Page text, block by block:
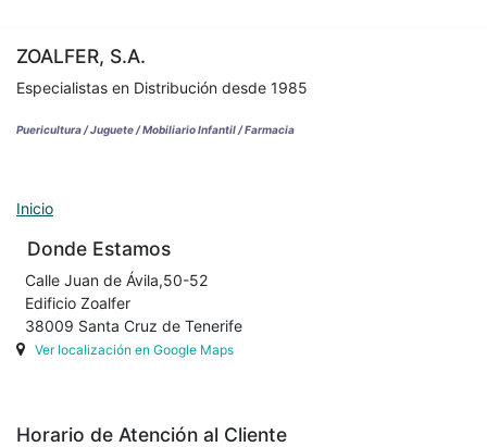
ZOALFER, S.A.
Especialistas en Distribución desde 1985
Puericultura / Juguete / Mobiliario Infantil / Farmacia
Inicio
Donde Estamos
Calle Juan de Ávila,50-52
Edificio Zoalfer
38009 Santa Cruz de Tenerife
Ver localización en Google Maps
Horario de Atención al Cliente